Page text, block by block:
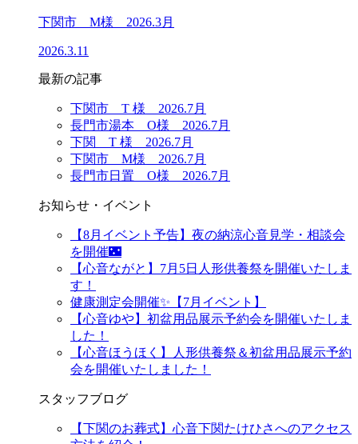
下関市 M様 2026.3月
2026.3.11
最新の記事
下関市 T 様 2026.7月
長門市湯本 O様 2026.7月
下関 T 様 2026.7月
下関市 M様 2026.7月
長門市日置 O様 2026.7月
お知らせ・イベント
【8月イベント予告】夜の納涼心音見学・相談会
を開催🌃
【心音ながと】7月5日人形供養祭を開催いたしま
す！
健康測定会開催✨【7月イベント】
【心音ゆや】初盆用品展示予約会を開催いたしま
した！
【心音ほうほく】人形供養祭＆初盆用品展示予約
会を開催いたしました！
スタッフブログ
【下関のお葬式】心音下関たけひさへのアクセス